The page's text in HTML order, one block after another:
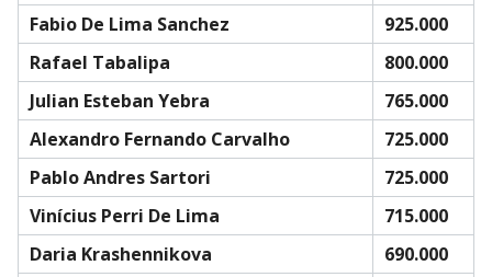
Fabio De Lima Sanchez
925.000
Rafael Tabalipa
800.000
Julian Esteban Yebra
765.000
Alexandro Fernando Carvalho
725.000
Pablo Andres Sartori
725.000
Vinícius Perri De Lima
715.000
Daria Krashennikova
690.000